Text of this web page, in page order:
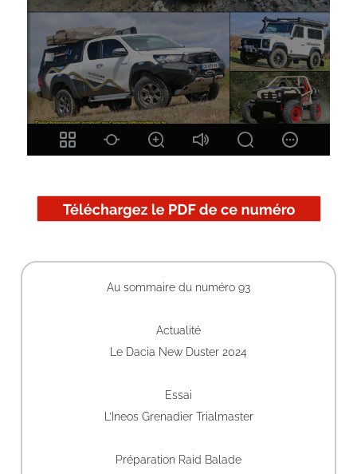
Au sommaire du numéro 93
Actualité
Le Dacia New Duster 2024
Essai
L’Ineos Grenadier Trialmaster
Préparation Raid Balade